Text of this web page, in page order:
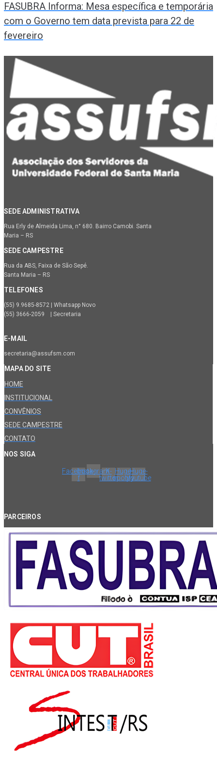
FASUBRA Informa: Mesa específica e temporária
com o Governo tem data prevista para 22 de
fevereiro
SEDE ADMINISTRATIVA
Rua Erly de Almeida Lima, n° 680. Bairro Camobi. Santa
Maria – RS
SEDE CAMPESTRE
Rua da ABS, Faixa de São Sepé.
Santa Maria – RS
TELEFONES
(55) 9.9685-8572 | Whatsapp Novo
(55) 3666-2059 | Secretaria
E-MAIL
secretaria@assufsm.com
MAPA DO SITE
HOME
INSTITUCIONAL
CONVÊNIOS
SEDE CAMPESTRE
CONTATO
NOS SIGA
Facebook-
f
InstagramX-
twitter
Huge-
spotify
Huge-
youtube
PARCEIROS